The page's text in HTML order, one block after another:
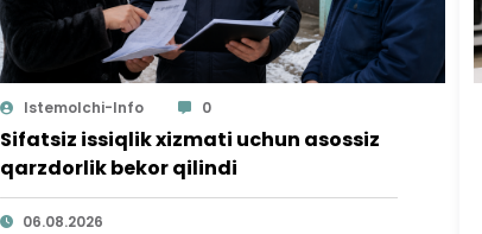
Istemolchi-Info 0
Sifatsiz issiqlik xizmati uchun asossiz
qarzdorlik bekor qilindi
06.08.2026